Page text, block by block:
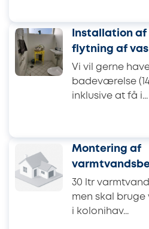
Installation
flytning af
Vi vil gerne
badeværelse
inklusive at få i...
Montering af
30 ltr
men skal
i kolonihav...